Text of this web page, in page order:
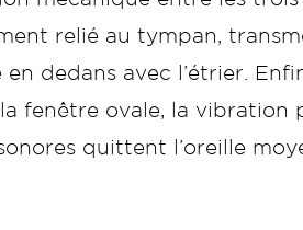
relié au tympan,
en dedans avec l’étrier.
fenêtre ovale, la
quittent l’oreille